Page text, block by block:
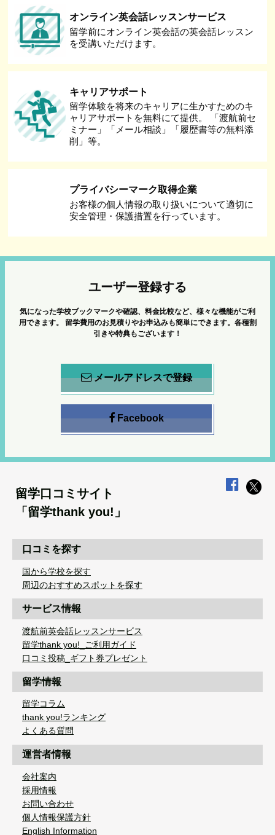
オンライン英会話レッスンサービス
留学前にオンライン英会話の英会話レッスン
を受講いただけます。
キャリアサポート
留学体験を将来のキャリアに生かすためのキ
ャリアサポートを無料にて提供。 「渡航前セ
ミナー」「メール相談」「履歴書等の無料添
削」等。
プライバシーマーク取得企業
お客様の個人情報の取り扱いについて適切に
安全管理・保護措置を行っています。
ユーザー登録する
気になった学校ブックマークや確認、料金比較など、様々な機能がご利
用できます。
留学費用のお見積りやお申込みも簡単にできます。各種割
引きや特典もございます！
メールアドレスで登録
Facebook
留学口コミサイト
「留学thank you!」
口コミを探す
国から学校を探す
周辺のおすすめスポットを探す
サービス情報
渡航前英会話レッスンサービス
留学thank you!_ご利用ガイド
口コミ投稿_ギフト券プレゼント
留学情報
留学コラム
thank you!ランキング
よくある質問
運営者情報
会社案内
採用情報
お問い合わせ
個人情報保護方針
English Information